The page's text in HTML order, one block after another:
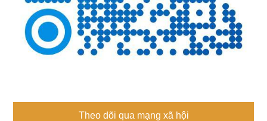
Theo dõi qua mạng xã hội